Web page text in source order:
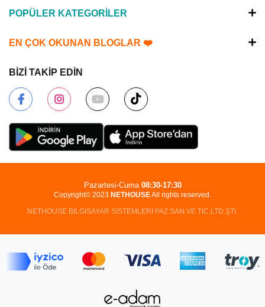
POPÜLER KATEGORİLER
EN ÇOK OKUNAN BLOGLAR ❤️
BİZİ TAKİP EDİN
Copyright© 2023 NETHOUSEAll rights reserved.
NETHOUSE BİLGİSAYAR SİSTEMLERİ PAZ.SAN.VE TİC.LTD.ŞTİ.
Pazartesi-Cuma 08:30-17:30